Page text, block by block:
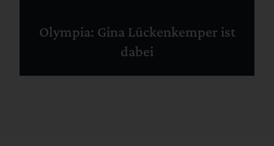
Olympia: Gina Lückenkemper ist
dabei